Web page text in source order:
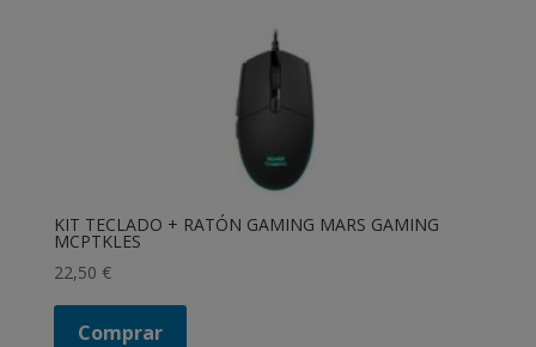
KIT TECLADO + RATÓN GAMING MARS GAMING
MCPTKLES
22,50 €
Comprar